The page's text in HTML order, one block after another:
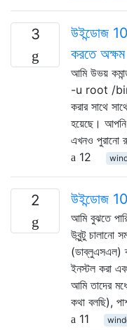
3
উইন্ডোজ 10
করতে অক্ষম
আমি উভয়
-u root /bin/
করার সাথে
হয়েছে।
এখনও পুরানো
12
2 উইন্ডোজ
আমি বুঝতে
উবুন্টু চালানো
(ডাব্লুএসএল)
ইনস্টল করা
আমি তাদের
কথা বলছি),
11